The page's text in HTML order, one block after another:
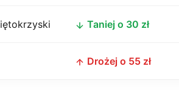
Taniej o 30 zł
Drożej o 55 zł